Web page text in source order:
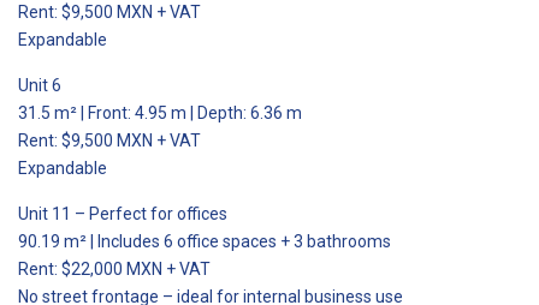
Rent: $9,500 MXN + VAT
Expandable
Unit 6
31.5 m² | Front: 4.95 m | Depth: 6.36 m
Rent: $9,500 MXN + VAT
Expandable
Unit 11 – Perfect for offices
90.19 m² | Includes 6 office spaces + 3 bathrooms
Rent: $22,000 MXN + VAT
No street frontage – ideal for internal business use